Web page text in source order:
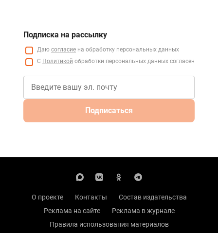
Подписка на рассылку
Даю согласие на обработку персональных данных
С Политикой обработки персональных данных согласен
Подписаться
О проекте Контакты
Состав издательства
Реклама на сайте
Реклама в журнале
Правила использования материалов